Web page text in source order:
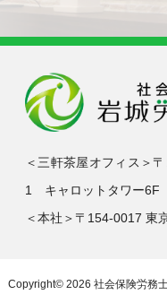
＜三軒茶屋オフィス＞
1 キャロットタワー6F
＜本社＞〒154-0017 東
Copyright© 2026 社会保険労務